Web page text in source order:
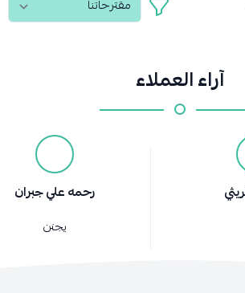
آراء العملاء
رحمه علي جبران
يجنن